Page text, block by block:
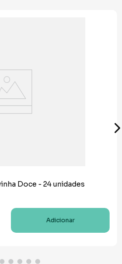
Doce - 24 unidades
Adicionar